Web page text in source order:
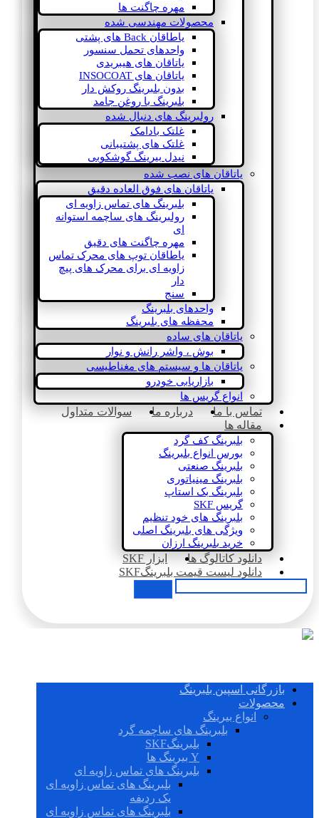
مهره چاگنت ها
محصولات مهندسی شده
یاطاقان Back های پشتی
واحدهای تحمل سنسور
یاتاقان های هیبریدی
یاتاقان های INSOCOAT
بدون بلبرینگ روکش دار
بلبرینگ با روغن جامد
رولبرینگ های دنبال شده
غلتک بادامک
غلتک های پشتیبانی
نیدل بیرینگ گوشکوبی
یاتاقان های نصب شده
یاتاقان های فوق العاده دقیق
بلبرینگ های تماس زاویه ای
رولبرینگ های ساچمه استوانه
ای
مهره چاگنت های دقیق
یاطاقان توپ های محرک تماس
زاویه ای برای محرک های پیچ
دار
سنج
واحدهای بلبرینگ
محفظه های بلبرینگ
یاتاقان های ساده
بوش ، واشر رانش و نوار
یاتاقان ها و سیستم های مغناطیسی
بازاریابی خودرو
انواع گریس ها
تماس با ما درباره ما
سوالات متداول
مقاله ها
بلبرینگ کف گرد
بورس انواع بلبرینگ
بلبرینگ صنعتی
بلبرینگ مینیاتوری
بلبرینگ بک استاپ
گریس SKF
بلبرینگ های خود تنظیم
ویژگی های بلبرینگ اصلی
خرید بلبرینگ ارزان
دانلود کاتالوگ ها
ابزار SKF
دانلود لیست قیمت بلبرینگSKF
بازرگانی اسپین بلبرینگ
محصولات
انواع بیرینگ
بلبرینگ های ساچمه گرد
بلبرینگSKF
Y بیرینگ ها
بلبرینگ های تماس زاویه ای
بلبرینگ های تماس زاویه ای
یک ردیفه
بلبرینگ های تماس زاویه ای